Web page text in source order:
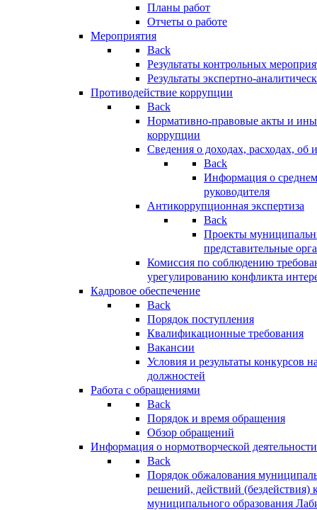
Планы работ
Отчеты о работе
Мероприятия
Back
Результаты контрольных
Результаты экспертно-
Противодействие коррупции
Back
Нормативно-правовые акты и
коррупции
Сведения о доходах, расходах, об
Back
Информация о
руководителя
Антикоррупционная экспертиза
Back
Проекты
представительные
Комиссия по соблюдению
урегулированию конфликта
Кадровое обеспечение
Back
Порядок поступления
Квалификационные требования
Вакансии
Условия и результаты конкурсов
должностей
Работа с обращениями
Back
Порядок и время обращения
Обзор обращений
Информация о нормотворческой деятельности
Back
Порядок обжалования
решений, действий (бездействия)
муниципального образования